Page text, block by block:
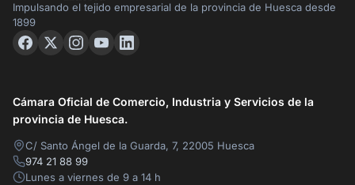
Impulsando el tejido empresarial de la provincia de Huesca desde
1899
Cámara Oficial de Comercio, Industria y Servicios de la
provincia de Huesca.
C/ Santo Ángel de la Guarda, 7, 22005 Huesca
974 21 88 99
Lunes a viernes de 9 a 14 h